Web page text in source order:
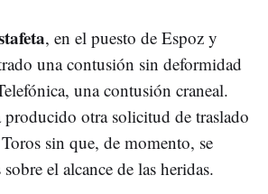
, en el puesto de Espoz y
una contusión sin deformidad
una contusión craneal.
producido otra solicitud de traslado
sin que, de momento, se
el alcance de las heridas.